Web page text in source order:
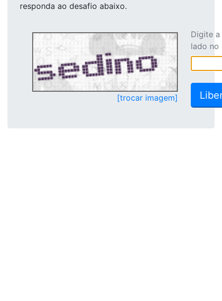
responda ao desafio abaixo.
[trocar imagem]
Digite
lado no